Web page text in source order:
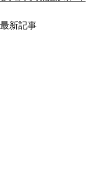
最新記事